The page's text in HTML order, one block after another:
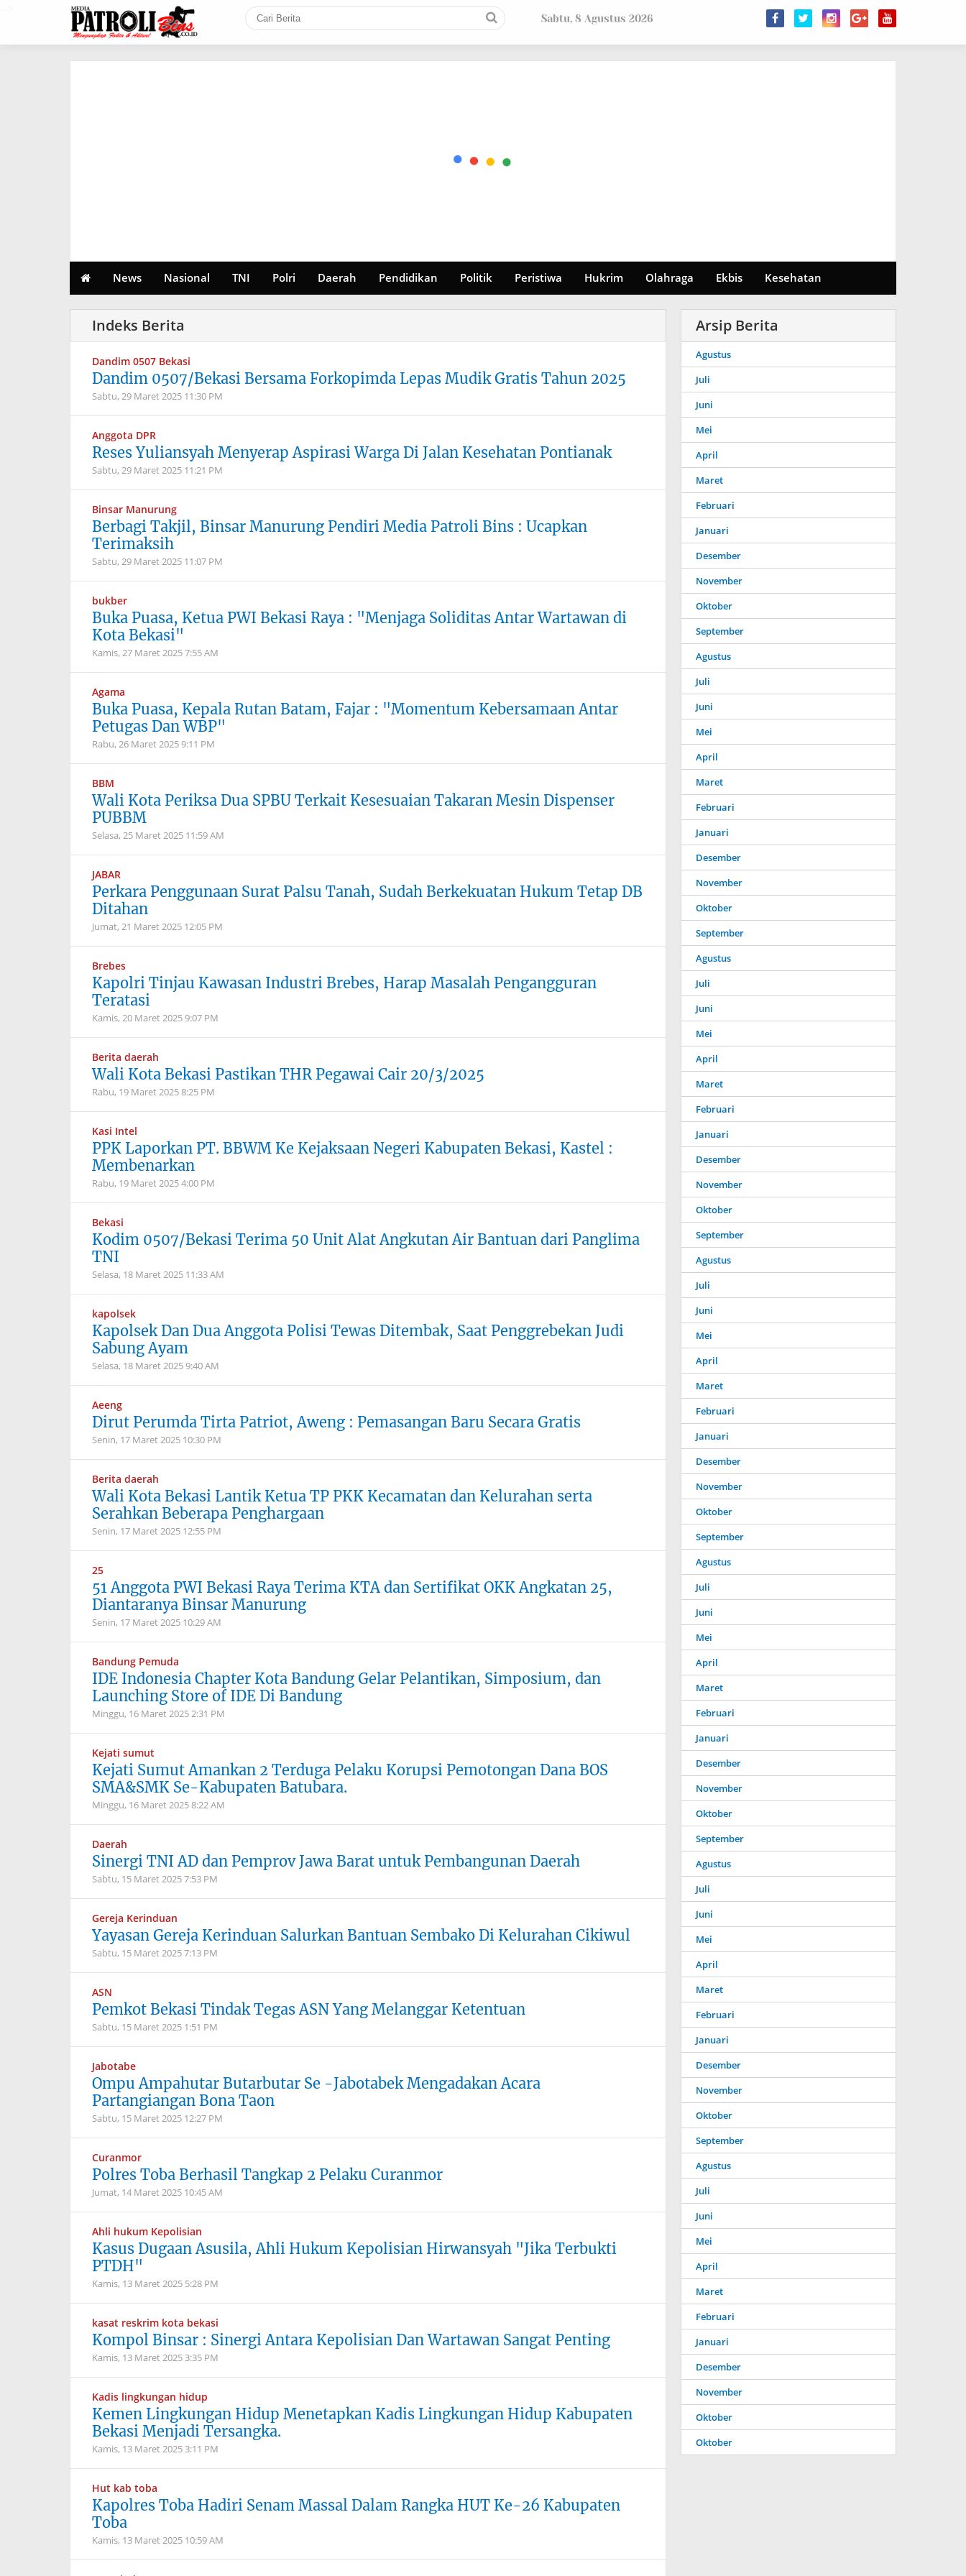
Sabtu, 8 Agustus 2026
News Nasional TNI Polri Daerah Pendidikan Politik Peristiwa Hukrim Olahraga Ekbis Kesehatan
Seni Budaya
Dandim 0507 Bekasi
Dandim 0507/Bekasi Bersama Forkopimda Lepas Mudik Gratis Tahun 2025
Sabtu, 29 Maret 2025 11:30 PM
Anggota DPR
Reses Yuliansyah Menyerap Aspirasi Warga Di Jalan Kesehatan Pontianak
Sabtu, 29 Maret 2025 11:21 PM
Binsar Manurung
Berbagi Takjil, Binsar Manurung Pendiri Media Patroli Bins : Ucapkan
Terimaksih
Sabtu, 29 Maret 2025 11:07 PM
bukber
Buka Puasa, Ketua PWI Bekasi Raya : "Menjaga Soliditas Antar Wartawan di
Kota Bekasi"
Kamis, 27 Maret 20257:55 AM
Agama
Buka Puasa, Kepala Rutan Batam, Fajar : "Momentum Kebersamaan Antar
Petugas Dan WBP"
Rabu, 26 Maret 20259:11 PM
BBM
Wali Kota Periksa Dua SPBU Terkait Kesesuaian Takaran Mesin Dispenser
PUBBM
Selasa, 25 Maret 2025 11:59 AM
JABAR
Perkara Penggunaan Surat Palsu Tanah, Sudah Berkekuatan Hukum Tetap DB
Ditahan
Jumat, 21 Maret 2025 12:05 PM
Brebes
Kapolri Tinjau Kawasan Industri Brebes, Harap Masalah Pengangguran
Teratasi
Kamis, 20 Maret 20259:07 PM
Berita daerah
Wali Kota Bekasi Pastikan THR Pegawai Cair 20/3/2025
Rabu, 19 Maret 20258:25 PM
Kasi Intel
PPK Laporkan PT. BBWM Ke Kejaksaan Negeri Kabupaten Bekasi, Kastel :
Membenarkan
Rabu, 19 Maret 20254:00 PM
Bekasi
Kodim 0507/Bekasi Terima 50 Unit Alat Angkutan Air Bantuan dari Panglima
TNI
Selasa, 18 Maret 2025 11:33 AM
kapolsek
Kapolsek Dan Dua Anggota Polisi Tewas Ditembak, Saat Penggrebekan Judi
Sabung Ayam
Selasa, 18 Maret 20259:40 AM
Aeeng
Dirut Perumda Tirta Patriot, Aweng : Pemasangan Baru Secara Gratis
Senin, 17 Maret 2025 10:30 PM
Berita daerah
Wali Kota Bekasi Lantik Ketua TP PKK Kecamatan dan Kelurahan serta
Serahkan Beberapa Penghargaan
Senin, 17 Maret 2025 12:55 PM
25
51 Anggota PWI Bekasi Raya Terima KTA dan Sertifikat OKK Angkatan 25,
Diantaranya Binsar Manurung
Senin, 17 Maret 2025 10:29 AM
Bandung Pemuda
IDE Indonesia Chapter Kota Bandung Gelar Pelantikan, Simposium, dan
Launching Store of IDE Di Bandung
Minggu, 16 Maret 20252:31 PM
Kejati sumut
Kejati Sumut Amankan 2 Terduga Pelaku Korupsi Pemotongan Dana BOS
SMA&SMK Se-Kabupaten Batubara.
Minggu, 16 Maret 20258:22 AM
Daerah
Sinergi TNI AD dan Pemprov Jawa Barat untuk Pembangunan Daerah
Sabtu, 15 Maret 20257:53 PM
Gereja Kerinduan
Yayasan Gereja Kerinduan Salurkan Bantuan Sembako Di Kelurahan Cikiwul
Sabtu, 15 Maret 20257:13 PM
ASN
Pemkot Bekasi Tindak Tegas ASN Yang Melanggar Ketentuan
Sabtu, 15 Maret 2025 1:51 PM
Jabotabe
Ompu Ampahutar Butarbutar Se -Jabotabek Mengadakan Acara
Partangiangan Bona Taon
Sabtu, 15 Maret 2025 12:27 PM
Curanmor
Polres Toba Berhasil Tangkap 2 Pelaku Curanmor
Jumat, 14 Maret 2025 10:45 AM
Ahli hukum Kepolisian
Kasus Dugaan Asusila, Ahli Hukum Kepolisian Hirwansyah "Jika Terbukti
PTDH"
Kamis, 13 Maret 2025 5:28 PM
kasat reskrim kota bekasi
Kompol Binsar : Sinergi Antara Kepolisian Dan Wartawan Sangat Penting
Kamis, 13 Maret 20253:35 PM
Kadis lingkungan hidup
Kemen Lingkungan Hidup Menetapkan Kadis Lingkungan Hidup Kabupaten
Bekasi Menjadi Tersangka.
Kamis, 13 Maret 20253:11 PM
Hut kab toba
Kapolres Toba Hadiri Senam Massal Dalam Rangka HUT Ke-26 Kabupaten
Toba
Kamis, 13 Maret 2025 10:59 AM
Arsip Berita
Agustus
Juli
Juni
Mei
April
Maret
Februari
Januari
Desember
November
Oktober
September
Agustus
Juli
Juni
Mei
April
Maret
Februari
Januari
Desember
November
Oktober
September
Agustus
Juli
Juni
Mei
April
Maret
Februari
Januari
Desember
November
Oktober
September
Agustus
Juli
Juni
Mei
April
Maret
Februari
Januari
Desember
November
Oktober
September
Agustus
Juli
Juni
Mei
April
Maret
Februari
Januari
Desember
November
Oktober
September
Agustus
Juli
Juni
Mei
April
Maret
Februari
Januari
Desember
November
Oktober
September
Agustus
Juli
Juni
Mei
April
Maret
Februari
Januari
Desember
November
Oktober
Oktober